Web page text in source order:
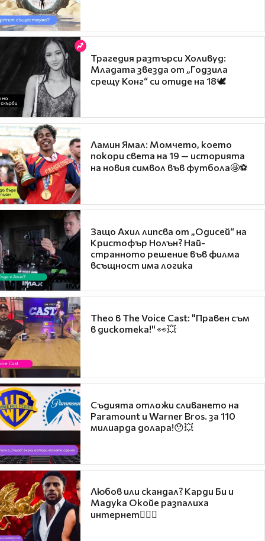
Трагедия разтърси Холивуд:
Младата звезда от „Годзила
срещу Конг“ си отиде на 18🕊️
Ламин Ямал: Момчето, което
покори света на 19 — историята
на новия символ във футбола🤩⚽
Защо Ахил липсва от „Одисей“ на
Кристофър Нолън? Най-
странното решение във филма
всъщност има логика
Theo в The Voice Cast: "Правен съм
в дискотека!" 👀💥
Съдията отложи сливането на
Paramount и Warner Bros. за 110
милиарда долара!😯💥
Любов или скандал? Карди Би и
Мадука Окойе разпалиха
интернет❤️‍🔥🔥